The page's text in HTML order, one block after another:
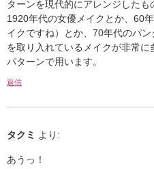
ターンを現代的にアレンジしたも
1920年代の女優メイクとか、60
イクですね）とか、70年代のパ
を取り入れているメイクが非常
パターンで用います。
返信
タクミ より:
あうっ！